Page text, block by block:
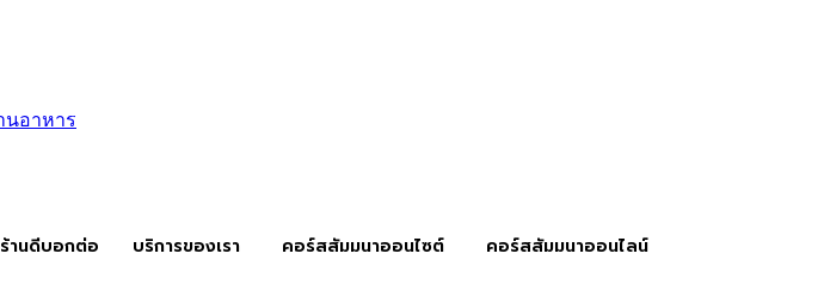
ร้านดีบอกต่อ บริการของเรา คอร์สสัมมนาออนไซต์ คอร์สสัมมนาออนไลน์